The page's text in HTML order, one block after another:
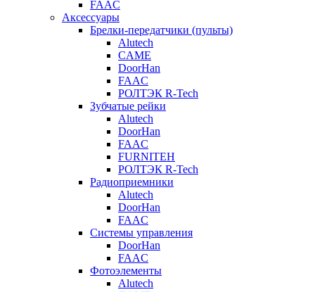
FAAC
Аксессуары
Брелки-передатчики (пульты)
Alutech
CAME
DoorHan
FAAC
РОЛТЭК R-Tech
Зубчатые рейки
Alutech
DoorHan
FAAC
FURNITEH
РОЛТЭК R-Tech
Радиоприемники
Alutech
DoorHan
FAAC
Системы управления
DoorHan
FAAC
Фотоэлементы
Alutech